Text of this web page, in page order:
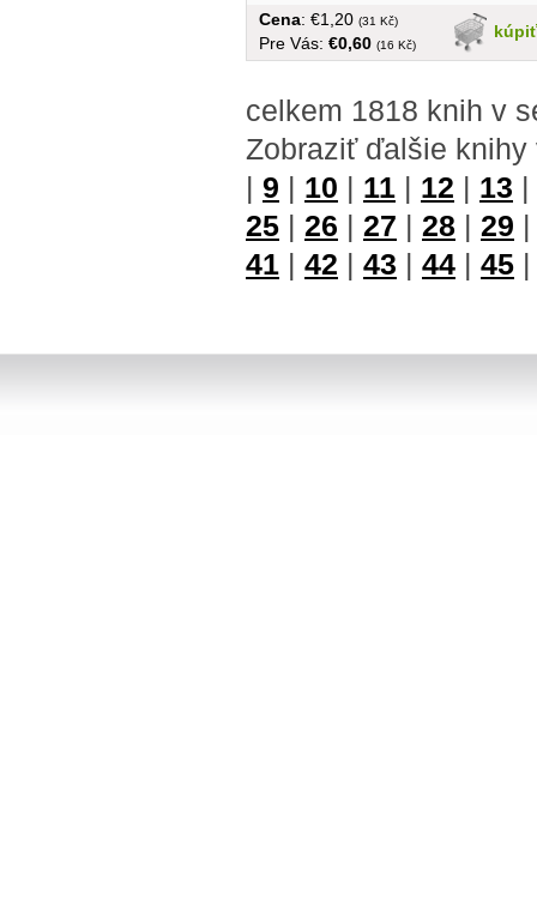
kúpiť
Cena: €1,20 (31 Kč)
Pre Vás: €0,60 (16 Kč)
celkem 1818 knih v
Zobraziť ďalšie
| 9 | 10 | 11 | 12 | 13 |
25 | 26 | 27 | 28 | 29
41 | 42 | 43 | 44 | 45